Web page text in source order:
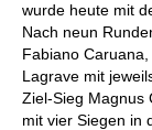
wurde heute mit
Nach neun
Fabiano
Lagrave mit
Ziel-Sieg Magnus
mit vier Siegen in